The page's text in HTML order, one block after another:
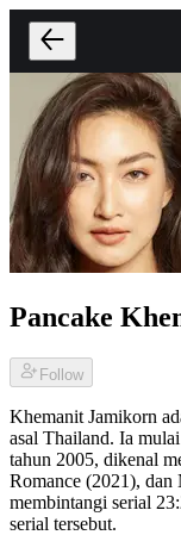
Pancake
Follow
Khemanit Jamikorn
asal Thailand. Ia
tahun 2005, dikenal
Romance (2021),
membintangi serial
serial tersebut.